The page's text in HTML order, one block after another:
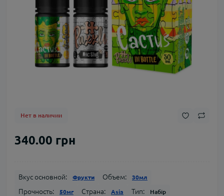
Нет в наличии
340.00 грн
Вкус основной: Фрукти Объем: 30мл
Прочность: 50мг Страна: Asia Тип: Набір